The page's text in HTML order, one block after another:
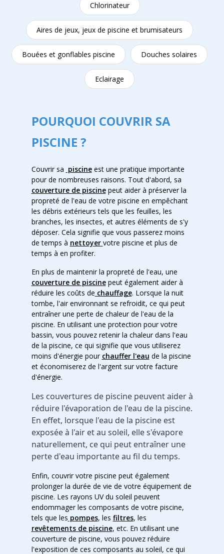
Chlorinateur
Aires de jeux, jeux de piscine et brumisateurs
Bouées et gonflables piscine Douches solaires
Eclairage
POURQUOI COUVRIR SA
PISCINE ?
Couvrir sa piscineest une pratique importante
pour de nombreuses raisons. Tout d'abord, sa
couverture de piscinepeut aider à préserver la
propreté de l'eau de votre piscine en empêchant
les débris extérieurs tels que les feuilles, les
branches, les insectes, et autres éléments de s'y
déposer. Cela signifie que vous passerez moins
de temps à nettoyer votre piscine et plus de
temps à en profiter.
En plus de maintenir la propreté de l'eau, une
couverture de piscinepeut également aider à
réduire les coûts de chauffage. Lorsque la nuit
tombe, l'air environnant se refroidit, ce qui peut
entraîner une perte de chaleur de l'eau de la
piscine. En utilisant une protection pour votre
bassin, vous pouvez retenir la chaleur dans l'eau
de la piscine, ce qui signifie que vous utiliserez
moins d'énergie pour chauffer l'eau de la piscine
et économiserez de l'argent sur votre facture
d'énergie.
Les couvertures de piscine peuvent aider à
réduire l'évaporation de l'eau de la piscine.
En effet, lorsque l'eau de la piscine est
exposée à l'air et au soleil, elle s'évapore
naturellement, ce qui peut entraîner une
perte d'eau importante au fil du temps.
Enfin, couvrir votre piscine peut également
prolonger la durée de vie de votre équipement de
piscine. Les rayons UV du soleil peuvent
endommager les composants de votre piscine,
tels que les pompes, les filtres, les
revêtements de piscine, etc. En utilisant une
couverture de piscine, vous pouvez réduire
l'exposition de ces composants au soleil, ce qui